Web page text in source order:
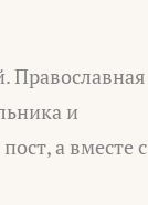
Православная
и
а вместе с